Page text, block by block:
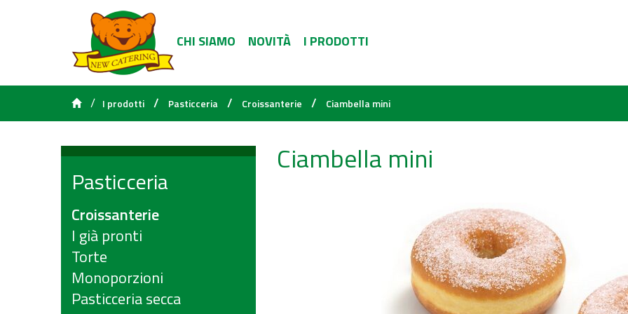
CHI SIAMO NOVITÀ I PRODOTTI
/ I prodotti / Pasticceria / Croissanterie / Ciambella mini
Pasticceria
Croissanterie
I già pronti
Torte
Monoporzioni
Pasticceria secca
Ciambella mini